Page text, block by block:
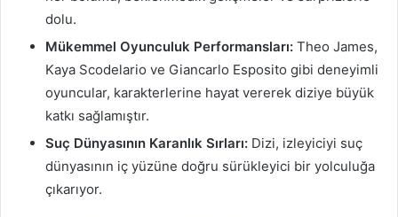
dolu.
Mükemmel Oyunculuk Performansları: Theo James,
Kaya Scodelario ve Giancarlo Esposito gibi deneyimli
oyuncular, karakterlerine hayat vererek diziye büyük
katkı sağlamıştır.
Suç Dünyasının Karanlık Sırları: Dizi, izleyiciyi suç
dünyasının iç yüzüne doğru sürükleyici bir yolculuğa
çıkarıyor.